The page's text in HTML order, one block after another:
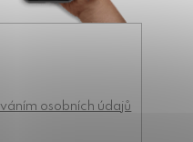
osobních údajů